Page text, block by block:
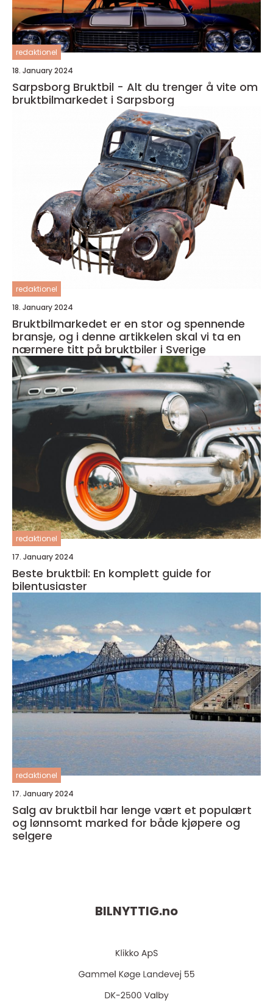
redaktionel
18. January 2024
Sarpsborg Bruktbil - Alt du trenger å vite om
bruktbilmarkedet i Sarpsborg
redaktionel
18. January 2024
Bruktbilmarkedet er en stor og spennende
bransje, og i denne artikkelen skal vi ta en
nærmere titt på bruktbiler i Sverige
redaktionel
17. January 2024
Beste bruktbil: En komplett guide for
bilentusiaster
redaktionel
17. January 2024
Salg av bruktbil har lenge vært et populært
og lønnsomt marked for både kjøpere og
selgere
BILNYTTIG.no